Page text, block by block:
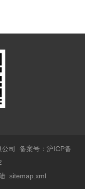
公司备案号：沪ICP备
sitemap.xml